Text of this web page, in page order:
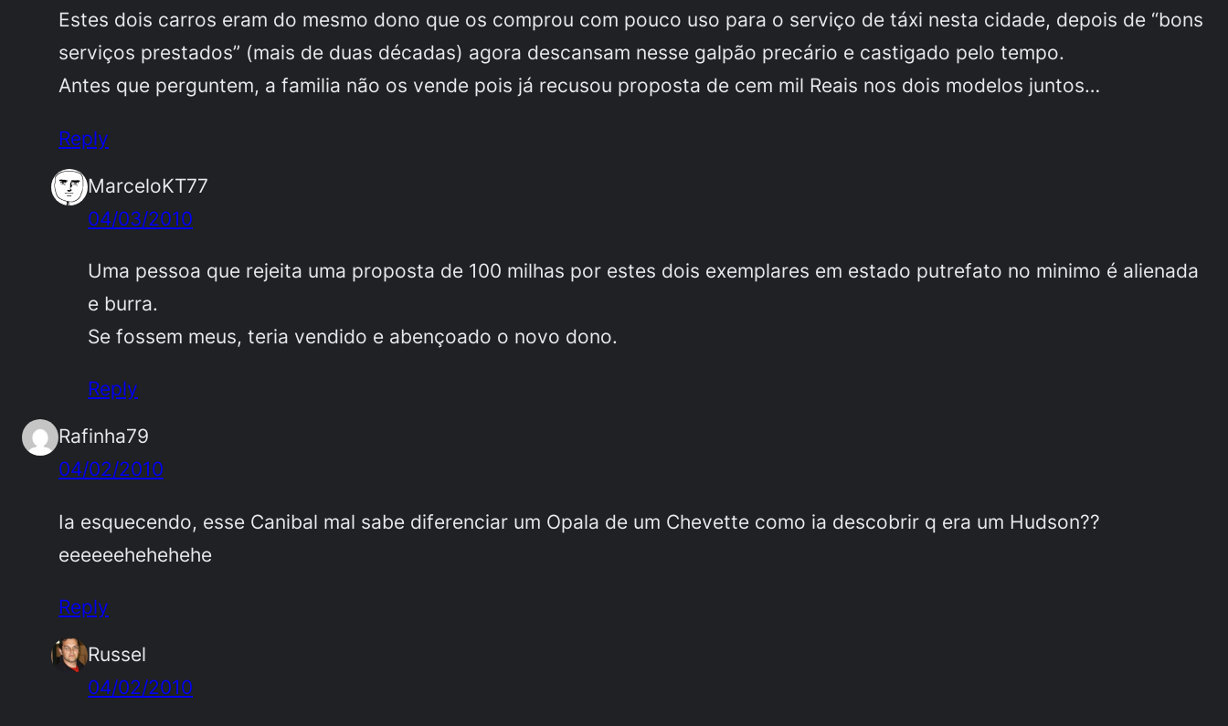
Estes dois carros eram do mesmo dono que os comprou com pouco uso para o serviço de táxi nesta cidade, depois de “bons
serviços prestados” (mais de duas décadas) agora descansam nesse galpão precário e castigado pelo tempo.
Antes que perguntem, a familia não os vende pois já recusou proposta de cem mil Reais nos dois modelos juntos…
Reply
MarceloKT77
04/03/2010
Uma pessoa que rejeita uma proposta de 100 milhas por estes dois exemplares em estado putrefato no minimo é alienada
e burra.
Se fossem meus, teria vendido e abençoado o novo dono.
Reply
Rafinha79
04/02/2010
Ia esquecendo, esse Canibal mal sabe diferenciar um Opala de um Chevette como ia descobrir q era um Hudson??
eeeeeehehehehe
Reply
Russel
04/02/2010